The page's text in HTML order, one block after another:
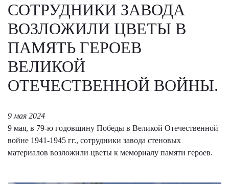
СОТРУДНИКИ ЗАВОДА
ВОЗЛОЖИЛИ ЦВЕТЫ В
ПАМЯТЬ ГЕРОЕВ
ВЕЛИКОЙ
ОТЕЧЕСТВЕННОЙ ВОЙНЫ.
9 мая 2024
9 мая, в 79-ю годовщину Победы в Великой Отечественной
войне 1941-1945 гг., сотрудники завода стеновых
материалов возложили цветы к мемориалу памяти героев.